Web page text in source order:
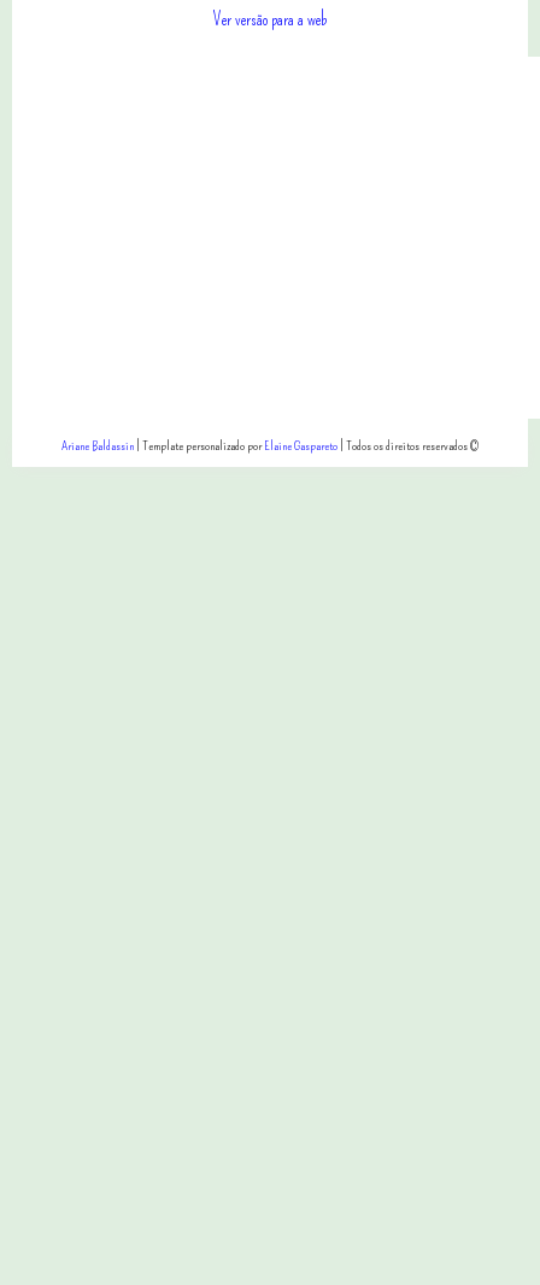
Ver versão para a web
Ariane Baldassin| Template personalizado porElaine Gaspareto| Todos os direitos reservados ©